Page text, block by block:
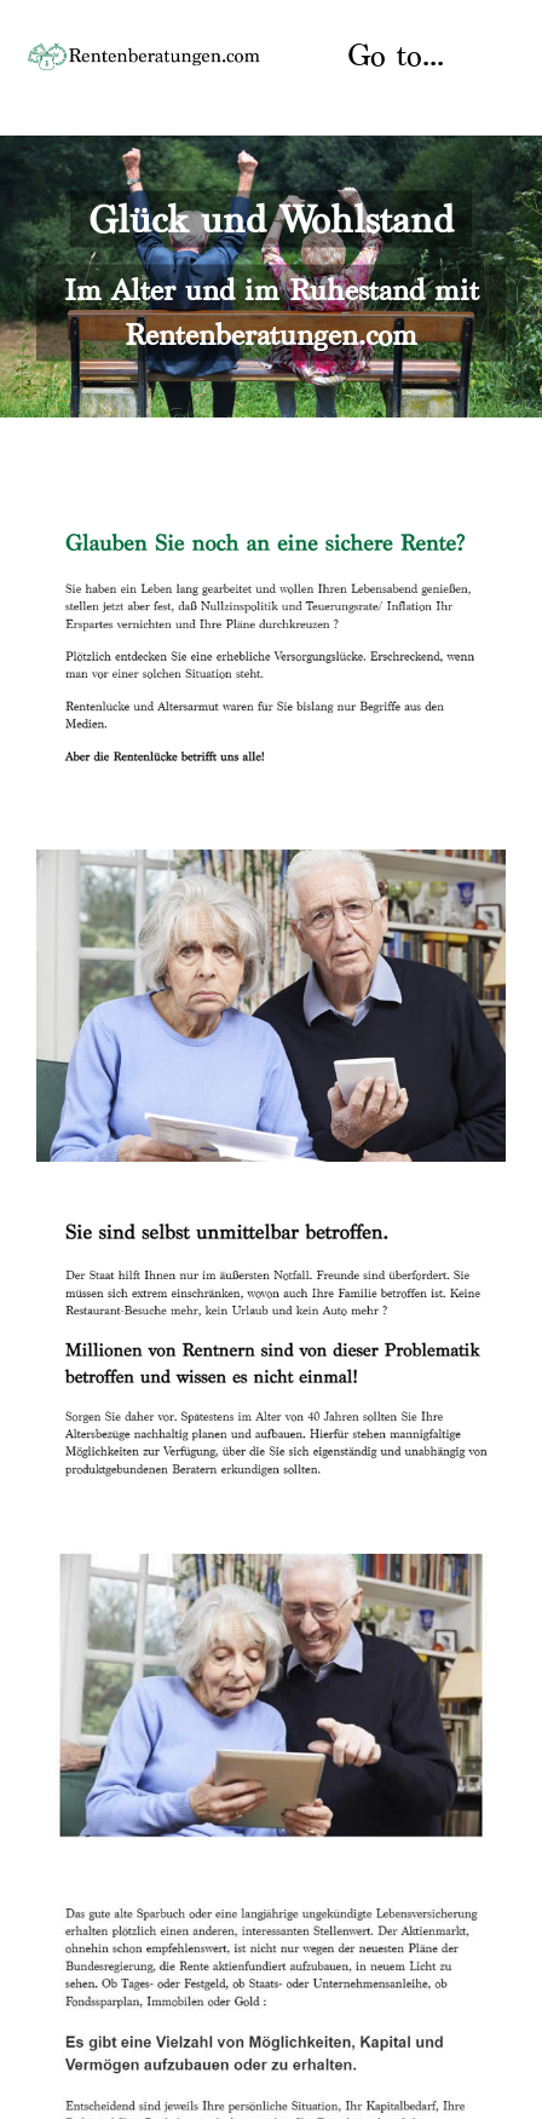
content
Go to...
Startseite
Rente
Rentenberater
Rentenversicherung
Versicherungsberatung
Über uns
Kontakt
Glück und Wohlstand
Im Alter und im Ruhestand mit
Rentenberatungen.com